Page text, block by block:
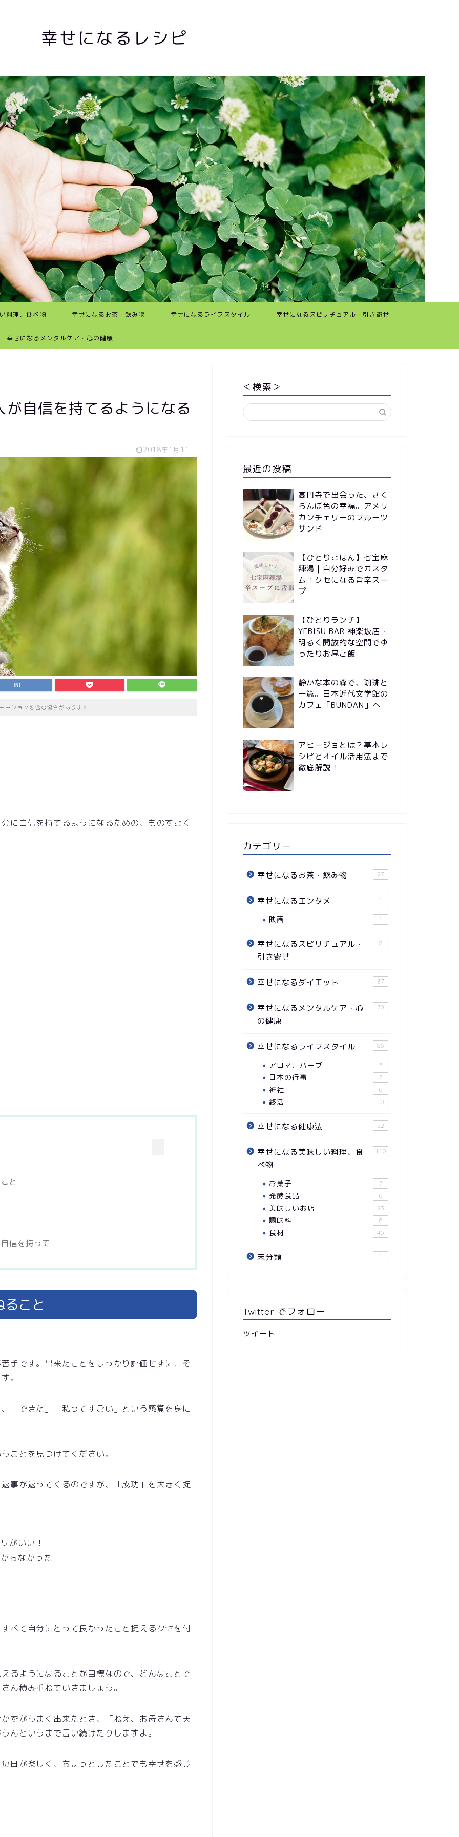
幸せになるレシピ
料理、食べ物 幸せになるお茶・飲み物 幸せになるライフスタイル 幸せになるスピリチュアル・引き寄せ
幸せになるメンタルケア・心の健康
自信を持てるようになる
2018年1月11日
ーションを含む場合があります
に自信を持てるようになるための、ものすごく
と
信を持って
こと
手です。出来たことをしっかり評価せずに、そ
。
「できた」「私ってすごい」という感覚を身に
ことを見つけてください。
事が返ってくるのですが、「成功」を大きく捉
がいい！
らなかった
べて自分にとって良かったこと捉えるクセを付
るようになることが目標なので、どんなことで
ん積み重ねていきましょう。
ずがうまく出来たとき、「ねえ、お母さんて天
んというまで言い続けたりしますよ。
日が楽しく、ちょっとしたことでも幸せを感じ
＜検索＞
最近の投稿
高円寺で出会った、さく
らんぼ色の幸福。アメリ
カンチェリーのフルーツ
サンド
【ひとりごはん】七宝麻
辣湯｜自分好みでカスタ
ム！クセになる旨辛スー
プ
【ひとりランチ】
YEBISU BAR 神楽坂店・
明るく開放的な空間でゆ
ったりお昼ご飯
静かな本の森で、珈琲と
一篇。日本近代文学館の
カフェ「BUNDAN」へ
アヒージョとは？基本レ
シピとオイル活用法まで
徹底解説！
カテゴリー
幸せになるお茶・飲み物 27
幸せになるエンタメ 1
映画 1
幸せになるスピリチュアル・
引き寄せ
8
幸せになるダイエット 37
幸せになるメンタルケア・心
の健康
70
幸せになるライフスタイル 86
アロマ、ハーブ 5
日本の行事 7
神社 6
終活 10
幸せになる健康法 22
幸せになる美味しい料理、食
べ物
110
お菓子 7
発酵食品 6
美味しいお店 23
調味料 6
食材 45
未分類 1
Twitter でフォロー
ツイート